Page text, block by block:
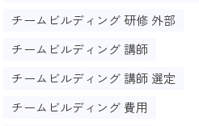
チームビルディング 研修 外部
チームビルディング 講師
チームビルディング 講師 選定
チームビルディング 費用